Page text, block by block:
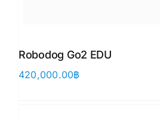
Robodog Go2 EDU
420,000.00฿